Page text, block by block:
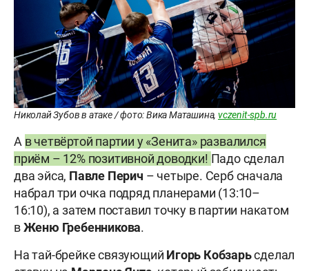
Николай Зубов в атаке / фото: Вика Маташина, vczenit-spb.ru
А в четвёртой партии у «Зенита» развалился
приём – 12% позитивной доводки! Падо сделал
два эйса, Павле Перич – четыре. Серб сначала
набрал три очка подряд планерами (13:10–
16:10), а затем поставил точку в партии накатом
вЖеню Гребенникова.
На тай-брейке связующий Игорь Кобзарьсделал